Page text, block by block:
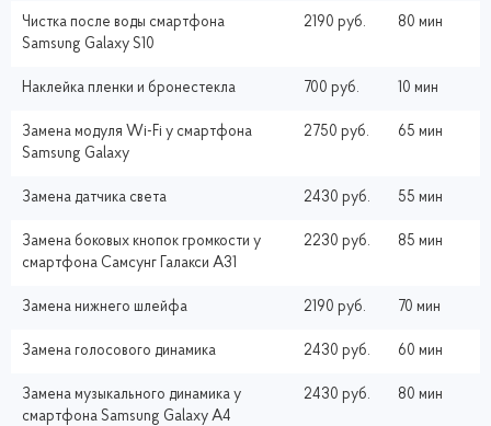
Чистка после воды смартфона
Samsung Galaxy S10
2190 руб. 80 мин
Наклейка пленки и бронестекла 700 руб. 10 мин
Замена модуля Wi-Fi у смартфона
Samsung Galaxy
2750 руб. 65 мин
Замена датчика света 2430 руб. 55 мин
Замена боковых кнопок громкости у
смартфона Самсунг Галакси A31
2230 руб. 85 мин
Замена нижнего шлейфа 2190 руб. 70 мин
Замена голосового динамика 2430 руб. 60 мин
Замена музыкального динамика у
смартфона Samsung Galaxy A4
2430 руб. 80 мин